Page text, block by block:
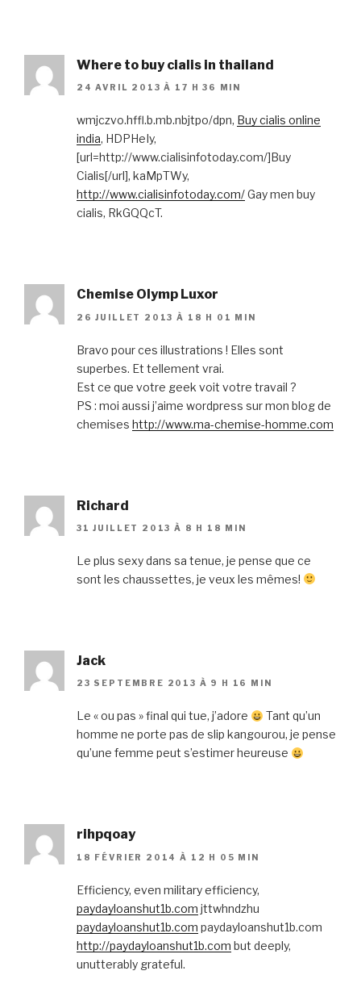
Where to buy cialis in thailand
24 AVRIL 2013 À 17 H 36 MIN
wmjczvo.hffl.b.mb.nbjtpo/dpn, Buy cialis online
india, HDPHeIy,
[url=http://www.cialisinfotoday.com/]Buy
Cialis[/url], kaMpTWy,
http://www.cialisinfotoday.com/Gay men buy
cialis, RkGQQcT.
Chemise Olymp Luxor
26 JUILLET 2013 À 18 H 01 MIN
Bravo pour ces illustrations ! Elles sont
superbes. Et tellement vrai.
Est ce que votre geek voit votre travail ?
PS : moi aussi j’aime wordpress sur mon blog de
chemises http://www.ma-chemise-homme.com
Richard
31 JUILLET 2013 À 8 H 18 MIN
Le plus sexy dans sa tenue, je pense que ce
sont les chaussettes, je veux les mêmes!
Jack
23 SEPTEMBRE 2013 À 9 H 16 MIN
Le « ou pas » final qui tue, j’adore
Tant qu’un
homme ne porte pas de slip kangourou, je pense
qu’une femme peut s’estimer heureuse
rihpqoay
18 FÉVRIER 2014 À 12 H 05 MIN
Efficiency, even military efficiency,
paydayloanshut1b.com jttwhndzhu
paydayloanshut1b.com paydayloanshut1b.com
http://paydayloanshut1b.com but deeply,
unutterably grateful.